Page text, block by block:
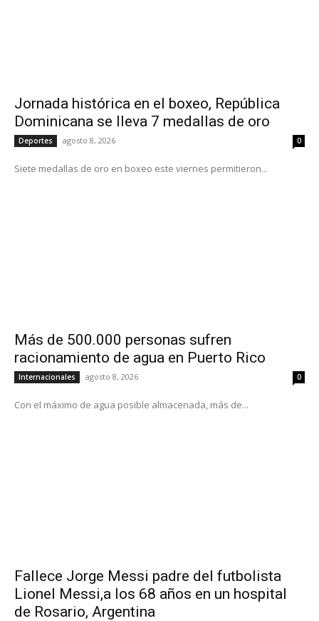
Jornada histórica en el boxeo, República
Dominicana se lleva 7 medallas de oro
Deportes agosto 8, 2026 0
Siete medallas de oro en boxeo este viernes permitieron...
Más de 500.000 personas sufren
racionamiento de agua en Puerto Rico
Internacionales agosto 8, 2026 0
Con el máximo de agua posible almacenada, más de...
Fallece Jorge Messi padre del futbolista
Lionel Messi,a los 68 años en un hospital
de Rosario, Argentina